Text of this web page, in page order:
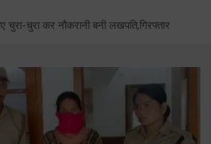
चुरा कर नौकरानी बनी लखपति,गिरफ्तार